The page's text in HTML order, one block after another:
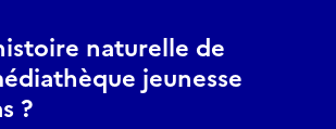
naturelle de
jeunesse
?